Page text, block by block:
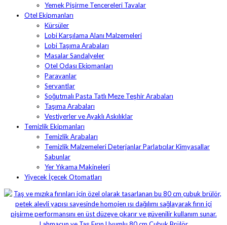
Yemek Pişirme Tencereleri Tavalar
Otel Ekipmanları
Kürsüler
Lobi Karşılama Alanı Malzemeleri
Lobi Taşıma Arabaları
Masalar Sandalyeler
Otel Odası Ekipmanları
Paravanlar
Servantlar
Soğutmalı Pasta Tatlı Meze Teşhir Arabaları
Taşıma Arabaları
Vestiyerler ve Ayaklı Askılıklar
Temizlik Ekipmanları
Temizlik Arabaları
Temizlik Malzemeleri Deterjanlar Parlatıcılar Kimyasallar
Sabunlar
Yer Yıkama Makineleri
Yiyecek İçecek Otomatları